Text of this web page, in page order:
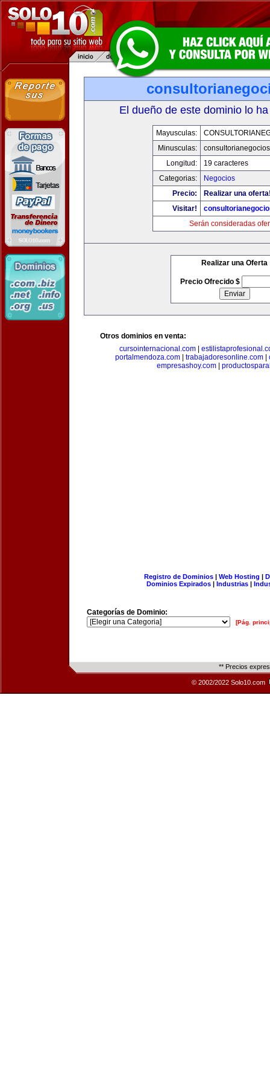
El dueño de este dominio lo
Mayusculas:
Minusculas:
Longitud:
19 caracteres
Categorias:
Negocios
Precio:
Realizar una
Visitar!
Serán consideradas
Realizar una Oferta
Precio Ofrecido $
Otros dominios en venta:
cursointernacional.com|
portalmendoza.com| trabajadoresonline.com|
empresashoy.com|
Registro de Dominios| Web Hosting |
Dominios Expirados | Industrias |
Categorías de Dominio:
[Pág.
** Precios
© 2002/2022 Solo10.com